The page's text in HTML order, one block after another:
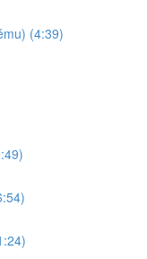
(4:39)